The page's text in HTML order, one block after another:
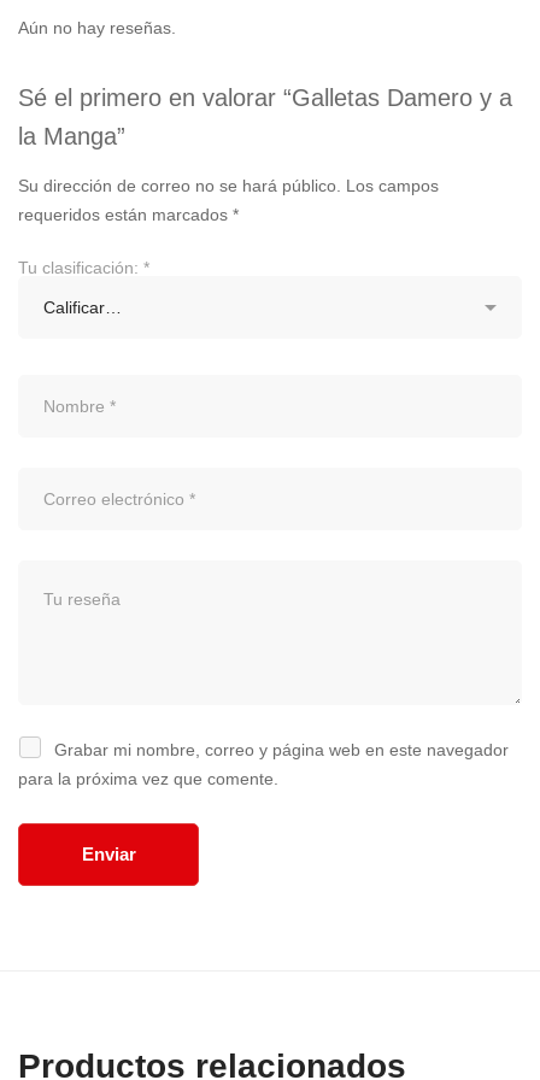
Aún no hay reseñas.
Sé el primero en valorar “Galletas Damero y a
la Manga”
Su dirección de correo no se hará público. Los campos
requeridos están marcados *
Tu clasificación: *
Grabar mi nombre, correo y página web en este navegador
para la próxima vez que comente.
Productos relacionados